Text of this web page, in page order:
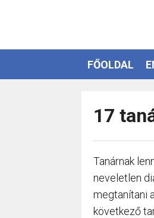
FŐOLDAL
17
Tanárnak
neveletlen
megtanítani
következő